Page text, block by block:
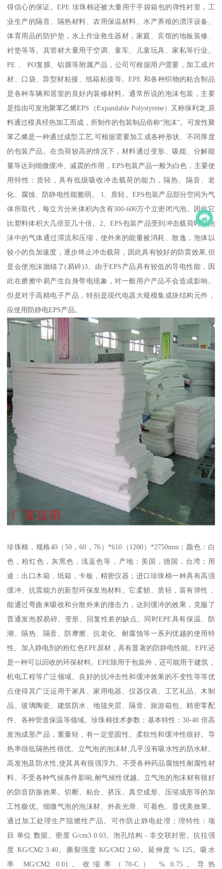
得信心的保证。EPE 珍珠棉还被大量用于手袋箱包的弹性衬里，工
业生产的隔音、隔热材料、农用保温材料、水产养殖的漂浮设备、
体育用品的防护垫，水上作业救生器材，家庭、宾馆的地板装修、
衬垫等等。其管材大量用于空调、童车、儿童玩具、家私等行业。
PE 、 PO复膜、铝膜等附属产品，公司可根据用户需要，加工成片
材、口袋、异型材粘接、纸箱粘接等。EPE 和各种织物的粘合制品
是各种车辆和居室的良好内装修材料。通常所说的泡沫包装，主要
是指由可发泡聚苯乙烯EPS（Expandable Polystyrene）又称保利龙,原
料通过模具经热加工而成，所制作的包装制品俗称“泡沫”。可发性聚
苯乙烯是一种通过成型工艺,可根据需要加工成各种形状、不同厚度
的包装产品。在负荷较高的情况下，材料通过变形、吸能、分解能
量等达到细微缓冲、减震的作用，EPS包装产品一般为白色，主要使
用特性：质轻，具有低级吸收冲击载荷的能力，隔热、隔音、老
化、腐蚀、防静电性能脆弱。 1、质轻。EPS包装产品部分空间为气
体所取代，每立方分米体积内含有300-600万个立密闭汽泡。因此它
比塑料体积大几倍至几十倍。2、EPS包装产品受到冲击载荷时，泡
沫中的气体通过滞流和压缩，使外来的能量被消耗、散逸，泡体以
较小的负加速度，逐步终止冲击载荷，因此具有较好的防震效果,但
是会使泡沫抛锚了(易碎)3、由于EPS产品具有较低的导电性能，因
此在磨擦中易产生自身带电现象，对一般用户产品不会造成影响。
但是对于高精电子产品，特别是现代电器大规模集成块结构元件，
应使用防静电EPS产品。
珍珠棉，规格40（50，60，76）*610（1200）*2750mm；颜色：白
色，粉红色，灰黑色，浅蓝色等，产地：美国，德国，台湾；用
途：出口木箱，纸箱，卡板，精密仪器；进口珍珠棉一种具有高强
缓冲、抗震能力的新型环保发泡材料。它柔韧、质轻，富有弹性，
能通过弯曲来吸收和分散外来的撞击力，达到缓冲的效果，克服了
普通发泡胶易碎、变形、回复性差的缺点。同时EPE具有保温、防
潮、隔热、隔音、防摩擦、抗老化、耐腐蚀等一系列优越的使用特
性。加入静电剂的粉红色EPE原材，具有显著的防静电性能。EPE还
是一种可以回收的环保材料。EPE除用于包装外，还可能用于建筑，
机电工程等广泛领域。良好的抗冲击性和缓冲效果的不变性等等优
点使得其广泛运用于家具、家用电器、仪器仪表、工艺礼品、木制
品、玻璃陶瓷、建筑防水、地毯夹层、隔音、旅游箱包、精密零配
件、各种管道保温等领域。珍珠棉技术参数；基本特性：30-40 倍高
发泡成形产品，重量轻，有一定坚固性。柔软性和缓冲性很好。导
热率很低隔热性很优。立气泡的泡沫材,几乎没有吸水性的防水材。
高发泡及防水性,使其具有很强浮力。不受各种药品腐蚀性耐腐性材
料。不受各种气候条件影响,耐气候性优越。立气泡的泡沫材有很好
的防音防振效果。切断、粘合、挤压、真空成形、压缩成形等的加
工性极优。细微气泡的泡沫材、外表光滑、可着色、显优美效果。
通过加工处理生产阻燃性产品。可作防止静电处理；理特性：项
目 单位 数据。密度 G/cm3 0.03。泡孔结构 - 非交联封密。抗拉强
度 KG/CM2 3.40。撕裂强度 KG/CM2 2.60。延伸度 % 125。吸水
率 MG/CM2 0.01。收缩率（70-C） % 0.75。导热